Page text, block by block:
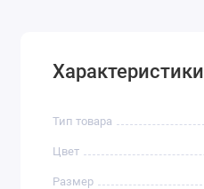
Характеристики
Тип товара
Цвет
Размер